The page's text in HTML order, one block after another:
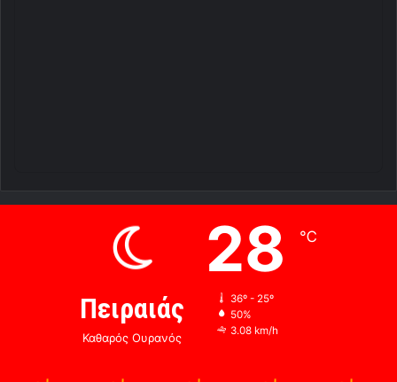
Πειραιάς
Καθαρός Ουρανός
28 ℃
36º - 25º
50%
3.08 km/h